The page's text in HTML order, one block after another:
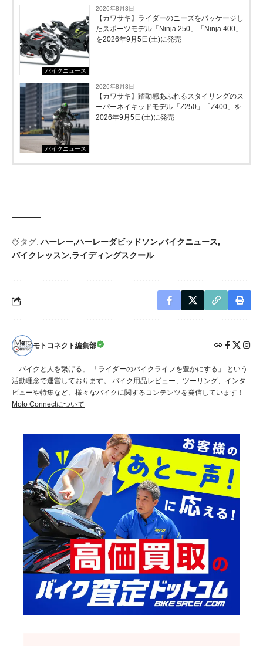
バイクニュース
2026年8月3日
【カワサキ】ライダーのニーズをパッケージし
たスポーツモデル「Ninja 250」「Ninja 400」
を2026年9月5日(土)に発売
バイクニュース
2026年8月3日
【カワサキ】躍動感あふれるスタイリングのス
ーパーネイキッドモデル「Z250」「Z400」を
2026年9月5日(土)に発売
タグ: ハーレー ハーレーダビッドソン バイクニュース
バイクレッスン ライディングスクール
モトコネクト編集部
「バイクと人を繋げる」 「ライダーのバイクライフを豊かにする」 という
活動理念で運営しております。 バイク用品レビュー、ツーリング、インタ
ビューや特集など、様々なバイクに関するコンテンツを発信しています！
Moto Connectについて